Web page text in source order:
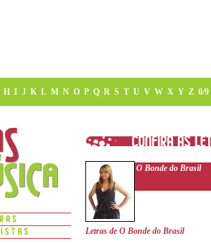
H I J K L M N O P Q R S T U V W X Y Z 0/9
O Bonde do Brasil
Letras de O Bonde do Brasil